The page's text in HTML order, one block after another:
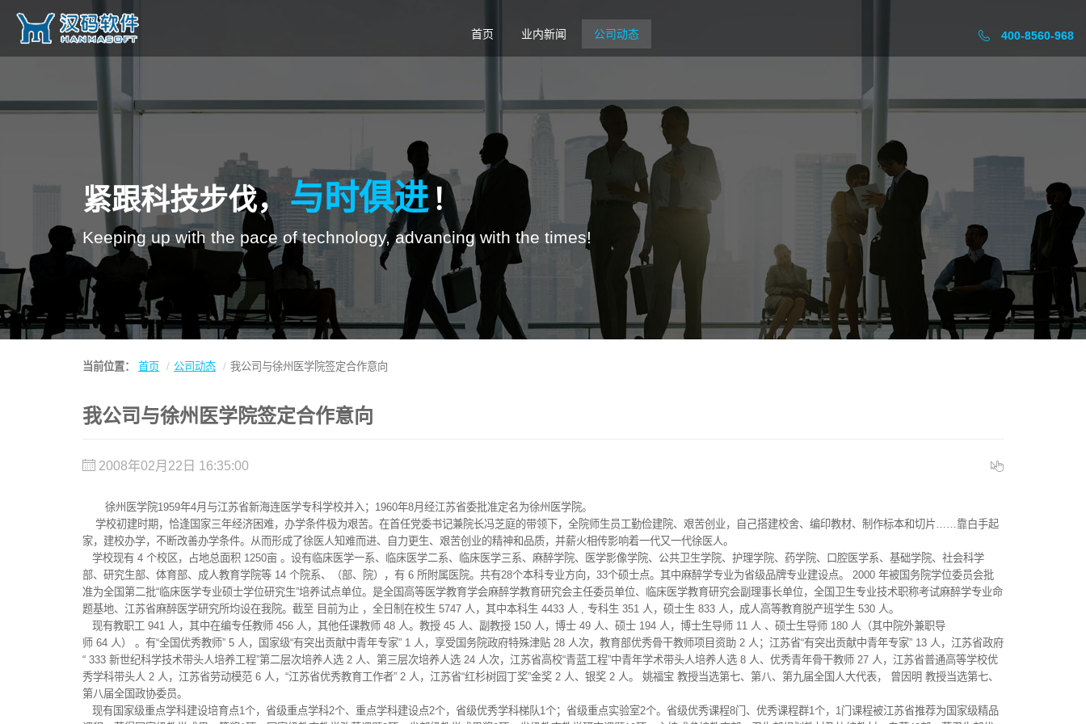
首页 业内新闻 公司动态 400-8560-968
紧跟科技步伐，与时俱进 ！
Keeping up with the pace of technology, advancing with the times!
当前位置： 首页 公司动态 我公司与徐州医学院签定合作意向
我公司与徐州医学院签定合作意向
2008年02月22日 16:35:00
徐州医学院1959年4月与江苏省新海连医学专科学校并入；1960年8月经江苏省委批准定名为徐州医学院。
学校初建时期，恰逢国家三年经济困难，办学条件极为艰苦。在首任党委书记兼院长冯芝庭的带领下，全院师生员工勤俭建院、艰苦创业，自己搭建校舍、编印教材、制作标本和切片……靠白手起
家，建校办学，不断改善办学条件。从而形成了徐医人知难而进、自力更生、艰苦创业的精神和品质，并薪火相传影响着一代又一代徐医人。
学校现有 4 个校区，占地总面积 1250亩 。设有临床医学一系、临床医学二系、临床医学三系、麻醉学院、医学影像学院、公共卫生学院、护理学院、药学院、口腔医学系、基础学院、社会科学
部、研究生部、体育部、成人教育学院等 14 个院系、（部、院），有 6 所附属医院。共有28个本科专业方向，33个硕士点。其中麻醉学专业为省级品牌专业建设点。 2000 年被国务院学位委员会批
准为全国第二批“临床医学专业硕士学位研究生”培养试点单位。是全国高等医学教育学会麻醉学教育研究会主任委员单位、临床医学教育研究会副理事长单位，全国卫生专业技术职称考试麻醉学专业命
题基地、江苏省麻醉医学研究所均设在我院。截至 目前为止 ，全日制在校生 5747 人，其中本科生 4433 人 , 专科生 351 人，硕士生 833 人，成人高等教育脱产班学生 530 人。
现有教职工 941 人，其中在编专任教师 456 人，其他任课教师 48 人。教授 45 人、副教授 150 人，博士 49 人、硕士 194 人，博士生导师 11 人 、硕士生导师 180 人（其中院外兼职导
师 64 人） 。有“全国优秀教师” 5 人，国家级“有突出贡献中青年专家” 1 人，享受国务院政府特殊津贴 28 人次，教育部优秀骨干教师项目资助 2 人；江苏省“有突出贡献中青年专家” 13 人，江苏省政府
“ 333 新世纪科学技术带头人培养工程”第二层次培养人选 2 人、第三层次培养人选 24 人次，江苏省高校“青蓝工程”中青年学术带头人培养人选 8 人、优秀青年骨干教师 27 人，江苏省普通高等学校优
秀学科带头人 2 人，江苏省劳动模范 6 人，“江苏省优秀教育工作者” 2 人，江苏省“红杉树园丁奖”金奖 2 人、银奖 2 人。 姚福宝 教授当选第七、第八、第九届全国人大代表， 曾因明 教授当选第七、
第八届全国政协委员。
现有国家级重点学科建设培育点1个，省级重点学科2个、重点学科建设点2个，省级优秀学科梯队1个；省级重点实验室2个。省级优秀课程8门、优秀课程群1个，1门课程被江苏省推荐为国家级精品